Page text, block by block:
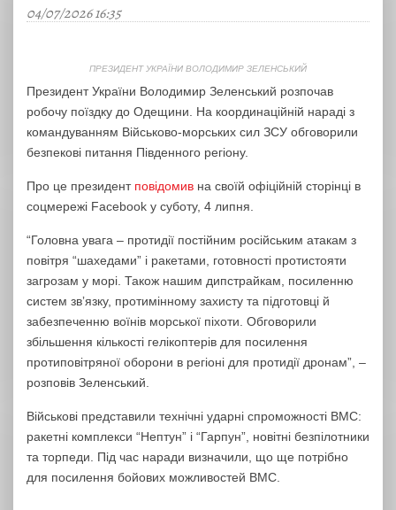
04/07/2026 16:35
ПРЕЗИДЕНТ УКРАЇНИ ВОЛОДИМИР ЗЕЛЕНСЬКИЙ
Президент України Володимир Зеленський розпочав
робочу поїздку до Одещини. На координаційній нараді з
командуванням Військово-морських сил ЗСУ обговорили
безпекові питання Південного регіону.
Про це президент повідомив на своїй офіційній сторінці в
соцмережі Facebook у суботу, 4 липня.
“Головна увага – протидії постійним російським атакам з
повітря “шахедами” і ракетами, готовності протистояти
загрозам у морі. Також нашим дипстрайкам, посиленню
систем звʼязку, протимінному захисту та підготовці й
забезпеченню воїнів морської піхоти. Обговорили
збільшення кількості гелікоптерів для посилення
протиповітряної оборони в регіоні для протидії дронам”, –
розповів Зеленський.
Військові представили технічні ударні спроможності ВМС:
ракетні комплекси “Нептун” і “Гарпун”, новітні безпілотники
та торпеди. Під час наради визначили, що ще потрібно
для посилення бойових можливостей ВМС.